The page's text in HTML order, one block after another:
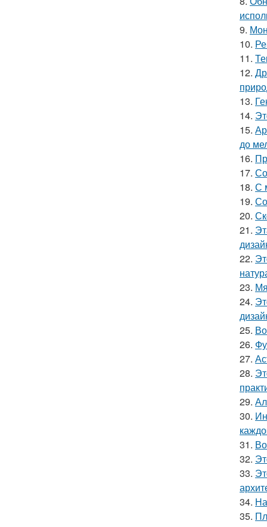
9.
10.
11.
12.
13.
14.
15.
до
16.
17.
18. С
19.
20.
21.
22.
23.
24.
25.
26.
27.
28.
29.
30.
31.
32.
33.
34.
35.